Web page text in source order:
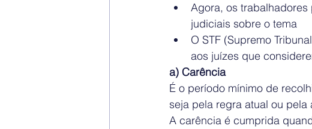
Agora, os
judiciais sobre o tema
O STF (Supremo
aos juízes que
a) Carência
É o período mínimo de
seja pela regra atual ou
A carência é cumprida